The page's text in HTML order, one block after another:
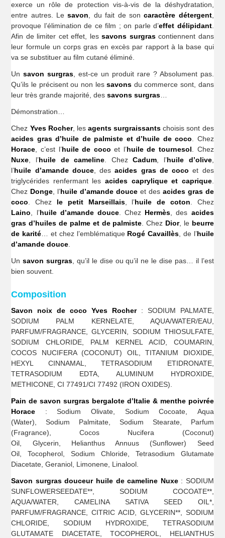
exerce un rôle de protection vis-à-vis de la déshydratation,
entre autres. Lesavon , du fait de soncaractère détergent,
provoque l’élimination de ce film ; on parle d’effet délipidant.
Afin de limiter cet effet, lessavons surgrascontiennent dans
leur formule un corps gras en excès par rapport à la base qui
va se substituer au film cutané éliminé.
Unsavon surgras , est-ce un produit rare ? Absolument pas.
Qu’ils le précisent ou non lessavons du commerce sont, dans
leur très grande majorité, dessavons surgras
Démonstration…
Chez Yves Rocher, lesagents surgraissants choisis sont des
acides gras d’huile de palmiste et d’huile de coco . Chez
Horace , c’est l’huile de coco et l’huile de tournesol . Chez
Nuxe , l’huile de cameline . ChezCadum , l’huile d’olive,
l’huile d’amande douce, desacides gras de coco et des
triglycérides renfermant les acides caprylique et caprique.
Chez Donge , l’huile d’amande douce et des acides gras de
coco . Chez le petit Marseillais, l’huile de coton . Chez
Laino , l’huile d’amande douce. Chez Hermès , des acides
gras d’huiles de palme et de palmiste . Chez Dior, le beurre
de karité … et chez l’emblématique Rogé Cavaillès , de l’huile
d’amande douce
Unsavon surgras , qu’il le dise ou qu’il ne le dise pas… il l’est
bien souvent.
Composition
Savon noix de coco Yves Rocher : SODIUM PALMATE,
SODIUM PALM KERNELATE, AQUA/WATER/EAU,
PARFUM/FRAGRANCE, GLYCERIN, SODIUM THIOSULFATE,
SODIUM CHLORIDE, PALM KERNEL ACID, COUMARIN,
COCOS NUCIFERA (COCONUT) OIL, TITANIUM DIOXIDE,
HEXYL CINNAMAL, TETRASODIUM ETIDRONATE,
TETRASODIUM EDTA, ALUMINUM HYDROXIDE,
METHICONE, CI 77491/CI 77492 (IRON OXIDES).
Pain de savon surgras bergalote d’Italie & menthe poivrée
Horace : Sodium Olivate, Sodium Cocoate, Aqua
(Water), Sodium Palmitate, Sodium Stearate, Parfum
(Fragrance), Cocos Nucifera (Coconut)
Oil, Glycerin, Helianthus Annuus (Sunflower) Seed
Oil, Tocopherol, Sodium Chloride, Tetrasodium Glutamate
Diacetate, Geraniol, Limonene, Linalool.
Savon surgras douceur huile de cameline Nuxe: SODIUM
SUNFLOWERSEEDATE**, SODIUM COCOATE**,
AQUA/WATER, CAMELINA SATIVA SEED OIL*,
PARFUM/FRAGRANCE, CITRIC ACID, GLYCERIN**, SODIUM
CHLORIDE, SODIUM HYDROXIDE, TETRASODIUM
GLUTAMATE DIACETATE, TOCOPHEROL, HELIANTHUS